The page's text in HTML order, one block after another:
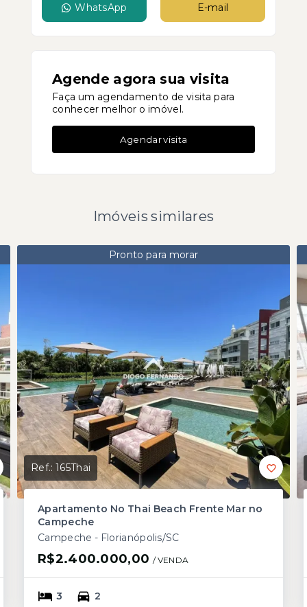
WhatsApp E-mail
Agende agora sua visita
Faça um agendamento de visita para
conhecer melhor o imóvel.
Agendar visita
Imóveis similares
Pronto para morar
Ref.:165Thai
Apartamento No Thai Beach Frente Mar no
Campeche
Campeche - Florianópolis/SC
R$2.400.000,00 / VENDA
3 2